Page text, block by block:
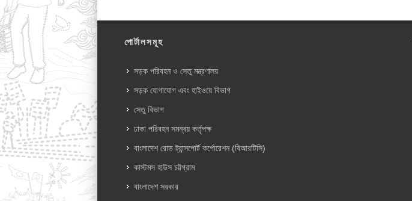
পোর্টালসমূহ
সড়ক পরিবহন ও সেতু মন্ত্রণালয়
সড়ক যোগাযোগ এবং হাইওয়ে বিভাগ
সেতু বিভাগ
ঢাকা পরিবহন সমন্বয় কর্তৃপক্ষ
বাংলাদেশ রোড ট্রান্সপোর্ট কর্পোরেশন (বিআরটিসি)
কাস্টমস হাউস চট্টগ্রাম
বাংলাদেশ সরকার